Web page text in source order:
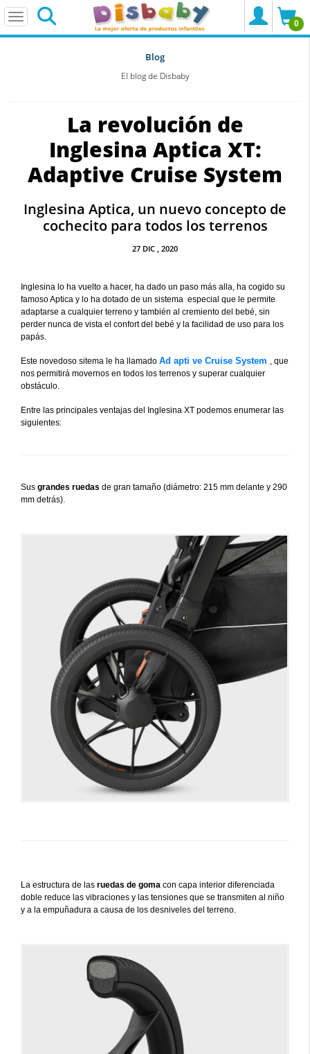
0
Blog
El blog de Disbaby
La revolución de
Inglesina Aptica XT:
Adaptive Cruise System
Inglesina Aptica, un nuevo concepto de
cochecito para todos los terrenos
27 DIC , 2020
Inglesina lo ha vuelto a hacer, ha dado un paso más alla, ha cogido su
famoso Aptica y lo ha dotado de un sistema especial que le permite
adaptarse a cualquier terreno y también al cremiento del bebé, sin
perder nunca de vista el confort del bebé y la facilidad de uso para los
papás.
Este novedoso sitema le ha llamado Ad apti ve Cruise System , que
nos permitirá movernos en todos los terrenos y superar cualquier
obstáculo.
Entre las principales ventajas del Inglesina XT podemos enumerar las
siguientes:
Sus grandes ruedas de gran tamaño (diámetro: 215 mm delante y 290
mm detrás).
La estructura de las ruedas de goma con capa interior diferenciada
doble reduce las vibraciones y las tensiones que se transmiten al niño
y a la empuñadura a causa de los desniveles del terreno.